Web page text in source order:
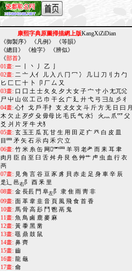
康熙字典原圖掃描網上版KangXiZiDian
《御製序》 《凡例 》 《等韻》
《總目 》 《檢字》 《辨似》
《部首》
01畫: 一 丶 丿 乙
02畫: 二 亠 人亻 儿 入 八 冂 冖 冫 几 凵 刀刂 力 勹
匕 匚 匸 十 卜 卩 厂 厶 又
03畫: 口 囗 土 士 夂 夊 夕 大 女 子 宀 寸 小 尢兀尣
尸 屮 山 巛 工 己 巾 干 幺 广 廴 廾 弋 弓 彐彑 彡 彳
04畫: 心忄 戈 戶 手扌 支 攴攵 文 斗 斤 方 无 日 曰 月
木 欠 止 歹歺 殳 毋母 比 毛 氏 气 水氵 火灬 爪爫 父
爻 爿 片 牙 牛 犬犭
05畫: 玄 玉王 瓜 瓦 甘 生 用 田 疋 疒 癶 白 皮 皿
目罒 矛 矢 石 示 禸 禾 穴 立
06畫: 竹 米 糸 缶 网罓罒 羊 羽 老耂 而 耒 耳 聿
肉月 臣 自 至 臼 舌 舛 舟 艮 色 艸艹 虍 虫 血 行 衣
襾
07畫: 見 角 言 谷 豆 豕 豸 貝 赤 走 足 身 車 辛 辰
辵辶
邑右阝 酉 釆 里
08畫: 金 長镸 門 阜左阝 隶 隹 雨 靑 非
09畫: 面 革 韋 韭 音 頁 風 飛 食 首 香
10畫: 馬 骨 高 髟 鬥 鬯 鬲 鬼
11畫: 魚 鳥 鹵 鹿 麥 麻
12畫: 黃 黍 黑 黹
13畫: 黽 鼎 鼓 鼠
14畫: 鼻 齊
15畫: 齒
16畫: 龍 龜
17畫: 龠